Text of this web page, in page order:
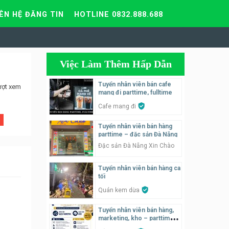
HỆ ĐĂNG TIN HOTLINE 0832.888.688
xem
Việc Làm Thêm Hấp Dẫn
Tuyển nhân viên bán cafe
mang đi parttime, fulltime
Cafe mang đi
Tuyển nhân viên bán hàng
parttime – đặc sản Đà Nẵng
Đặc sản Đà Nẵng Xin Chào
Tuyển nhân viên bán hàng ca
tối
Quán kem dừa
Tuyển nhân viên bán hàng,
marketing, kho – parttime,